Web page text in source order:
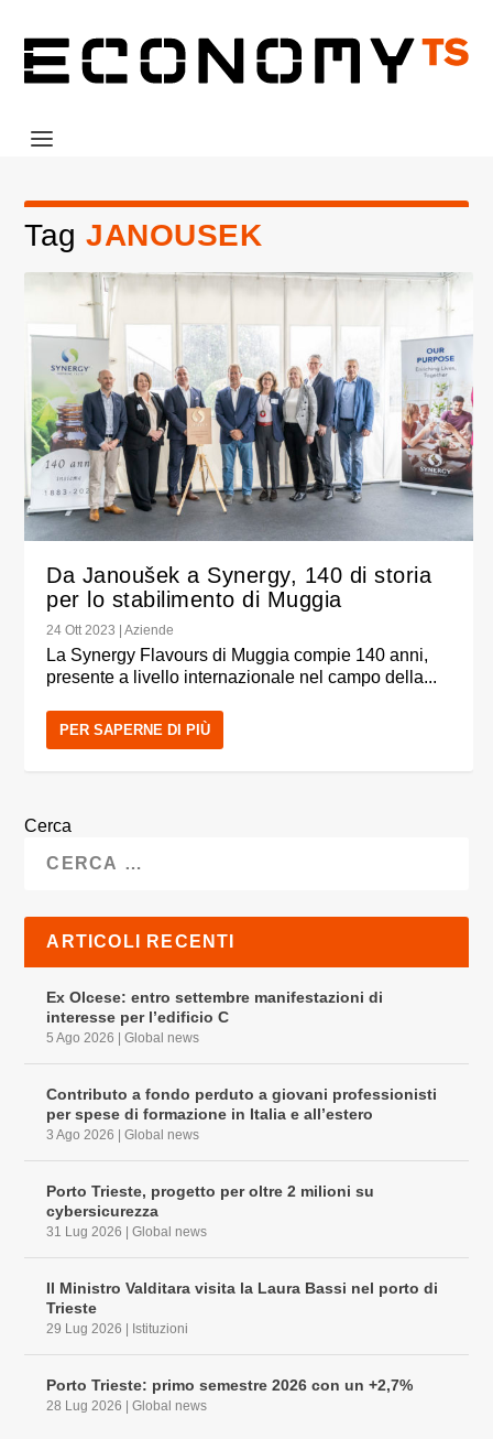
TagJANOUSEK
Da Janoušek a Synergy, 140 di storia
per lo stabilimento di Muggia
24 Ott 2023 |Aziende
La Synergy Flavours di Muggia compie 140 anni,
presente a livello internazionale nel campo della...
PER SAPERNE DI PIÙ
Cerca
ARTICOLI RECENTI
Ex Olcese: entro settembre manifestazioni di
interesse per l’edificio C
5 Ago 2026 |Global news
Contributo a fondo perduto a giovani professionisti
per spese di formazione in Italia e all’estero
3 Ago 2026 |Global news
Porto Trieste, progetto per oltre 2 milioni su
cybersicurezza
31 Lug 2026 |Global news
Il Ministro Valditara visita la Laura Bassi nel porto di
Trieste
29 Lug 2026 Istituzioni
Porto Trieste: primo semestre 2026 con un +2,7%
28 Lug 2026 |Global news